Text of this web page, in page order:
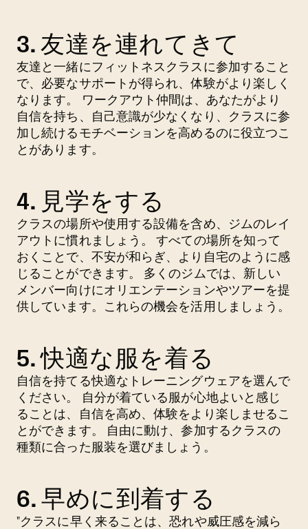
3. 友達を連れてきて
友達と一緒にフィットネスクラスに参加すること
で、必要なサポートが得られ、体験がより楽しく
なります。 ワークアウト仲間は、あなたがより
自信を持ち、自己意識が少なくなり、クラスに参
加し続けるモチベーションを高めるのに役立つこ
とがあります。
4. 見学をする
クラスの場所や使用する設備を含め、ジムのレイ
アウトに慣れましょう。 すべての場所を知って
おくことで、不安が和らぎ、より自宅のように感
じることができます。 多くのジムでは、新しい
メンバー向けにオリエンテーションやツアーを提
供しています。これらの機会を活用しましょう。
5. 快適な服を着る
自信を持てる快適なトレーニングウェアを選んで
ください。 自分が着ている服が心地よいと感じ
ることは、自信を高め、体験をより楽しませるこ
とができます。 自由に動け、参加するクラスの
種類に合った服装を選びましょう。
6. 早めに到着する
"クラスに早く来ることは、恐れや威圧感を減ら